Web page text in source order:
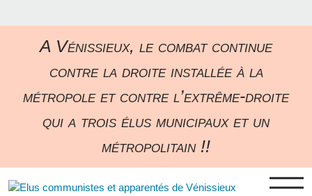
A Vénissieux, le combat continue
contre la droite installée à la
métropole et contre l’extrême-droite
qui a trois élus municipaux et un
métropolitain !!